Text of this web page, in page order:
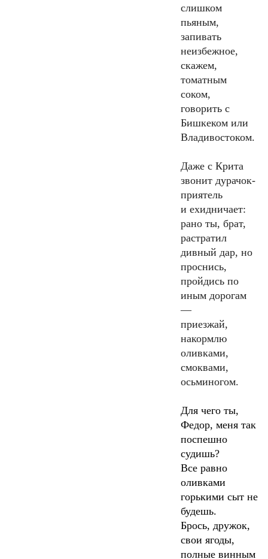
слишком
пьяным,
запивать
неизбежное,
скажем,
томатным
соком,
говорить с
Бишкеком или
Владивостоком.
Даже с Крита
звонит дурачок-
приятель
и ехидничает:
рано ты, брат,
растратил
дивный дар, но
проснись,
пройдись по
иным дорогам
—
приезжай,
накормлю
оливками,
смоквами,
осьминогом.
Для чего ты,
Федор, меня так
поспешно
судишь?
Все равно
оливками
горькими сыт не
будешь.
Брось, дружок,
свои ягоды,
полные винным